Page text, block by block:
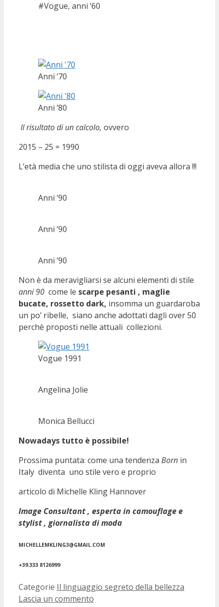
#Vogue, anni ’60
Anni ’70
Anni ’80
Il risultato di un calcolo, ovvero
2015 – 25 = 1990
L’età media che uno stilista di oggi aveva allora !!!
Anni ’90
Anni ’90
Anni ’90
Non è da meravigliarsi se alcuni elementi di stile
anni 90 come le scarpe pesanti , maglie
bucate, rossetto dark, insomma un guardaroba
un po’ ribelle, siano anche adottati dagli over 50
perchè proposti nelle attuali collezioni.
Vogue 1991
Angelina Jolie
Monica Bellucci
Nowadays tutto è possibile!
Prossima puntata: come una tendenza Born in
Italy diventa uno stile vero e proprio
articolo di Michelle Kling Hannover
Image Consultant , esperta in camouflage e
stylist , giornalista di moda
MICHELLEMKLING3@GMAIL.COM
+39.333 8126999
Categorie Il linguaggio segreto della bellezza
Lascia un commento